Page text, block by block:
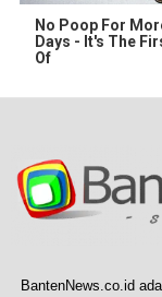
No Poop For
Days - It's The
Of
BantenNews.co.id